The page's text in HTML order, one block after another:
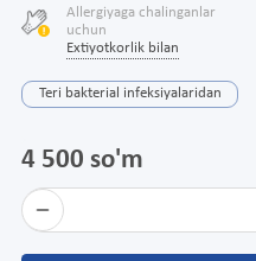
Allergiyaga chalinganlar
uchun
Extiyotkorlik bilan
Teri bakterial infeksiyalaridan
4 500 so'm